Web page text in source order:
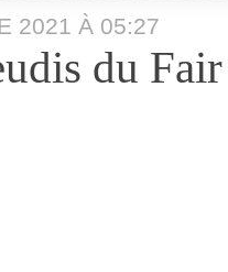
2021 À 05:27
du